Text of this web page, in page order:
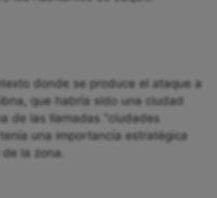
donde se produce el ataque a
que habría sido una ciudad
de las llamadas "ciudades
una importancia estratégica
la zona.